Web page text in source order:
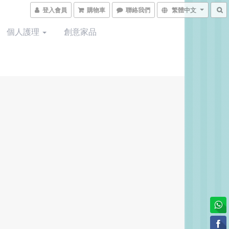
登入會員 購物車 聯絡我們 繁體中文
個人護理 創意家品